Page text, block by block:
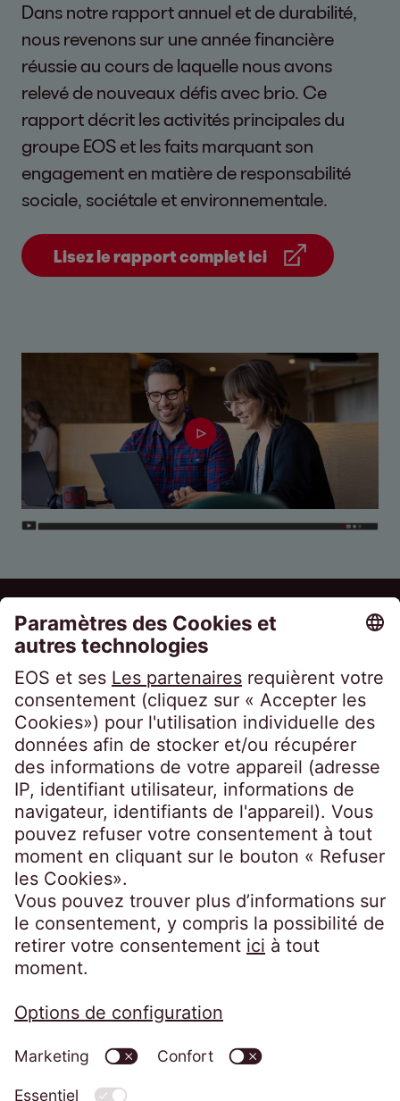
Dans notre rapport annuel et de durabilité,
nous revenons sur une année financière
réussie au cours de laquelle nous avons
relevé de nouveaux défis avec brio. Ce
rapport décrit les activités principales du
groupe EOS et les faits marquant son
engagement en matière de responsabilité
sociale, sociétale et environnementale.
Lisez le rapport complet ici
EOS Holding GmbH
Steindamm 71
20099 Hamburg
Germany
crossborder@eos-solutions.com